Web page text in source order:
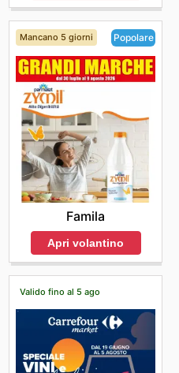
Mancano 5 giorni Popolare
Famila
Apri volantino
Valido fino al 5 ago